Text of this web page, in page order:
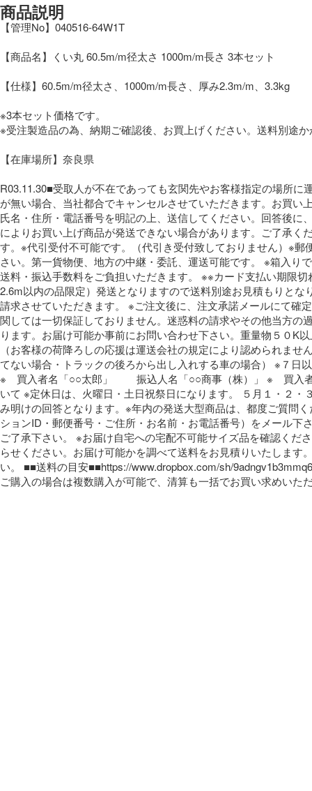
商品説明
【管理No】040516-64W1T
【商品名】くい丸 60.5m/m径太さ 1000m/m長さ 3本セット
【仕様】60.5m/m径太さ、1000m/m長さ、厚み2.3m/m、3.3kg
※3本セット価格です。
※受注製造品の為、納期ご確認後、お買上げください。送料別途
【在庫場所】奈良県
R03.11.30■受取人が不在であっても玄関先やお客様指定の場所
が無い場合、当社都合でキャンセルさせていただきます。お買
氏名・住所・電話番号を明記の上、送信してください。回答後
によりお買い上げ商品が発送できない場合があります。ご了承
す。※代引受付不可能です。（代引き受付致しておりません）※
さい。第一貨物便、地方の中継・委託、運送可能です。 ※箱入
送料・振込手数料をご負担いただきます。 ※※カード支払い期限
2.6m以内の品限定）発送となりますので送料別途お見積もりと
請求させていただきます。 ※ご注文後に、注文承諾メールにて確
関しては一切保証しておりません。迷惑料の請求やその他当方
ります。お届け可能か事前にお問い合わせ下さい。重量物５０K
（お客様の荷降ろしの応援は運送会社の規定により認められま
てない場合・トラックの後ろから出し入れする車の場合） ※７日
※　買入者名「○○太郎」 　　振込人名「○○商事（株）」 ※　買
いて ※定休日は、火曜日・土日祝祭日になります。 ５月１・２
み明けの回答となります。※年内の発送大型商品は、都度ご質問
ションID・郵便番号・ご住所・お名前・お電話番号）をメール
ご了承下さい。 ※お届け自宅への宅配不可能サイズ品を確認く
らせください。お届け可能かを調べて送料をお見積りいたしま
い。 ■■送料の目安■■https://www.dropbox.com/sh/
ご購入の場合は複数購入が可能で、清算も一括でお買い求めいた